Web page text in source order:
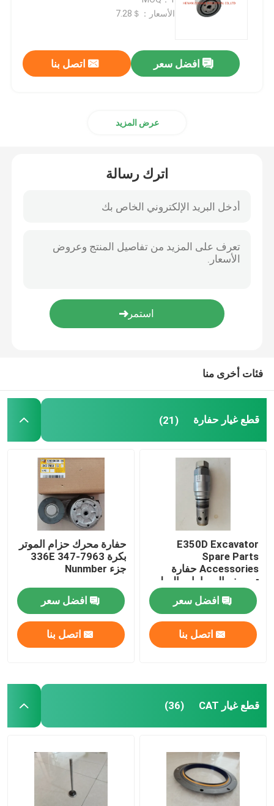
قطع غيار المحرك
مضخة حقن وقود الديزل
مضخة تبريد المحرك
حفارة كاتب المحرك
مولد ديزل
مضخة هيدروليكية حفارة
قطع غيار رافعة شوكية
الأسعار：＄7.28
افضل سعر اتصل بنا
عرض المزيد
اترك رسالة
فئات أخرى منا
قطع غيار حفارة (21)
E350D Excavator
Spare Parts
Accessories حفارة
تصريف الصمامات الصلب
14713168
افضل سعر
اتصل بنا
حفارة محرك حزام الموتر
بكرة 336E 347-7963
جزء Nunmber
افضل سعر
اتصل بنا
قطع غيار CAT (36)